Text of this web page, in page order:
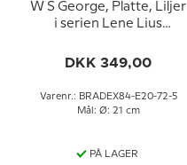
W S George, Platte, Liljer
i serien Lene Lius
DKK 349,00
Varenr.: BRADEX84-E20-72-5
Mål: Ø: 21 cm
PÅ LAGER